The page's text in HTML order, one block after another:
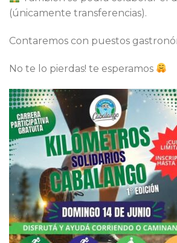
(únicamente transferencias).
Contaremos con puestos
No te lo pierdas! te esperamos